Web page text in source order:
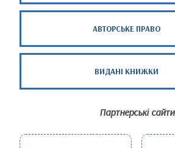
АВТОРСЬКЕ ПРАВО
ВИДАНІ КНИЖКИ
Партнерські сайти